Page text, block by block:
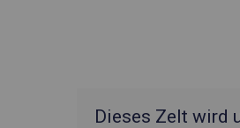
Dieses Zelt wird